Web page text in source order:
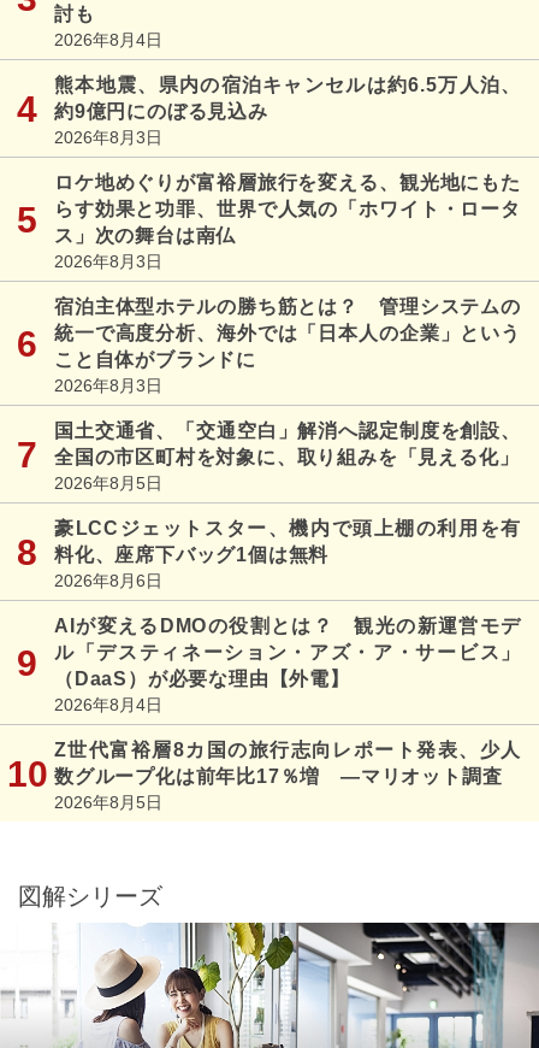
討も
2026年8月4日
熊本地震、県内の宿泊キャンセルは約6.5万人泊、
約9億円にのぼる見込み
2026年8月3日
ロケ地めぐりが富裕層旅行を変える、観光地にもた
らす効果と功罪、世界で人気の「ホワイト・ロータ
ス」次の舞台は南仏
2026年8月3日
宿泊主体型ホテルの勝ち筋とは？ 管理システムの
統一で高度分析、海外では「日本人の企業」という
こと自体がブランドに
2026年8月3日
国土交通省、「交通空白」解消へ認定制度を創設、
全国の市区町村を対象に、取り組みを「見える化」
2026年8月5日
豪LCCジェットスター、機内で頭上棚の利用を有
料化、座席下バッグ1個は無料
2026年8月6日
AIが変えるDMOの役割とは？ 観光の新運営モデ
ル「デスティネーション・アズ・ア・サービス」
（DaaS）が必要な理由【外電】
2026年8月4日
Z世代富裕層8カ国の旅行志向レポート発表、少人
数グループ化は前年比17％増 ―マリオット調査
2026年8月5日
図解シリーズ